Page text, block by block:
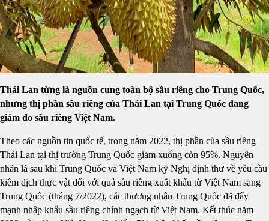
Thái Lan từng là nguồn cung toàn bộ sầu riêng cho Trung Quốc,
nhưng thị phần sầu riêng của Thái Lan tại Trung Quốc đang
giảm do sầu riêng Việt Nam.
Theo các nguồn tin quốc tế, trong năm 2022, thị phần của sầu riêng
Thái Lan tại thị trường Trung Quốc giảm xuống còn 95%. Nguyên
nhân là sau khi Trung Quốc và Việt Nam ký Nghị định thư về yêu cầu
kiểm dịch thực vật đối với quả sầu riêng xuất khẩu từ Việt Nam sang
Trung Quốc (tháng 7/2022), các thương nhân Trung Quốc đã đẩy
mạnh nhập khẩu sầu riêng chính ngạch từ Việt Nam. Kết thúc năm